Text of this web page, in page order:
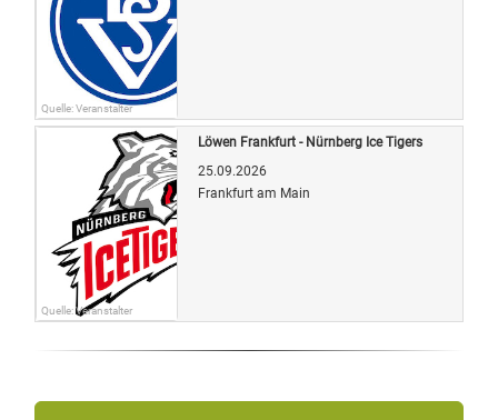
Quelle: Veranstalter
Quelle: Veranstalter
Löwen Frankfurt - Nürnberg Ice Tigers
25.09.2026
Frankfurt am Main